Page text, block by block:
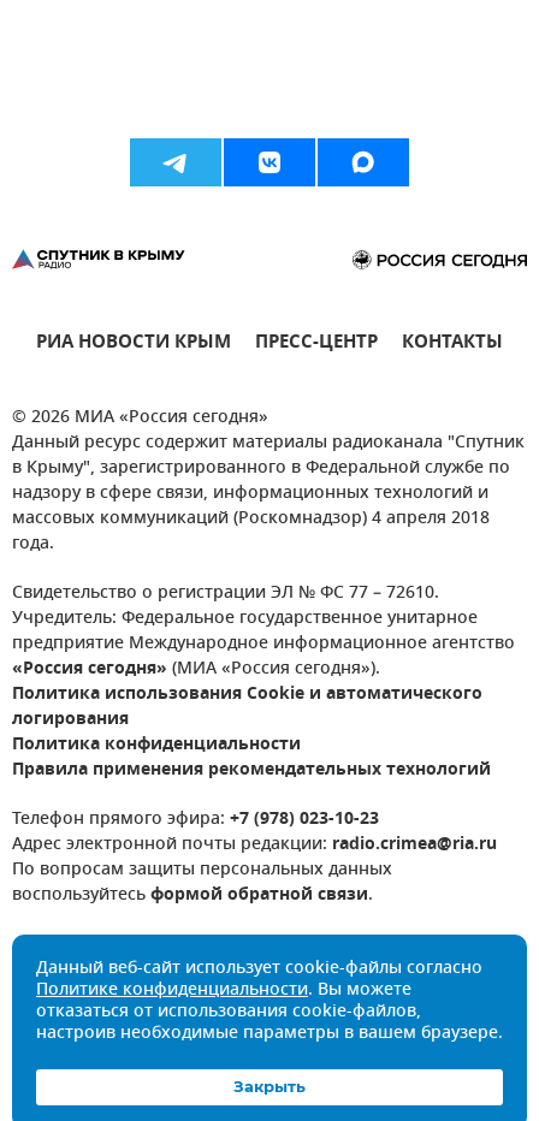
РИА НОВОСТИ КРЫМ ПРЕСС-ЦЕНТР КОНТАКТЫ
© 2026 МИА «Россия сегодня»
Данный ресурс содержит материалы радиоканала "Спутник
в Крыму", зарегистрированного в Федеральной службе по
надзору в сфере связи, информационных технологий и
массовых коммуникаций (Роскомнадзор) 4 апреля 2018
года.
Свидетельство о регистрации ЭЛ № ФС 77 – 72610.
Учредитель: Федеральное государственное унитарное
предприятие Международное информационное агентство
«Россия сегодня» (МИА «Россия сегодня»).
Политика использования Cookie и автоматического
логирования
Политика конфиденциальности
Правила применения рекомендательных технологий
Телефон прямого эфира: +7 (978) 023-10-23
Адрес электронной почты редакции: radio.crimea@ria.ru
По вопросам защиты персональных данных
воспользуйтесьформой обратной связи.
Данный веб-сайт использует cookie-файлы согласно
Политике конфиденциальности. Вы можете
отказаться от использования cookie-файлов,
настроив необходимые параметры в вашем браузере.
Закрыть